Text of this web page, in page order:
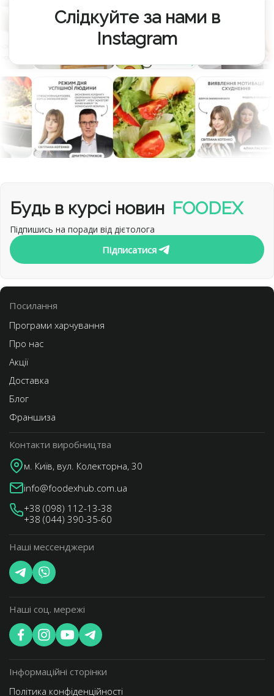
Слідкуйте за нами в
Instagram
Будь в курсі новин FOODEX
Підпишись на поради від дієтолога
Підписатися
Посилання
Програми харчування
Про нас
Акції
Доставка
Блог
Франшиза
Контакти виробництва
м. Київ, вул. Колекторна, 30
info@foodexhub.com.ua
+38 (098) 112-13-38
+38 (044) 390-35-60
Наші мессенджери
Наші соц. мережі
Інформаційні сторінки
Політика конфіденційності